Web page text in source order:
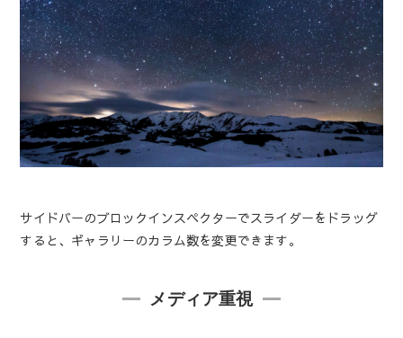
サイドバーのブロックインスペクターでスライダーをドラッグ
すると、ギャラリーのカラム数を変更できます。
メディア重視